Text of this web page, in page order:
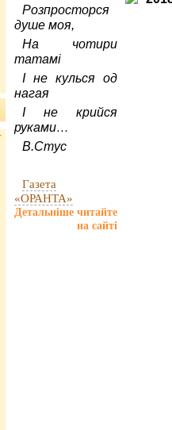
Розпросторся
душе моя,
На чотири
татамі
І не кулься од
нагая
І не крийся
руками…
В.Стус
Газета
«ОРАНТА»
Детальніше читайте
на сайті